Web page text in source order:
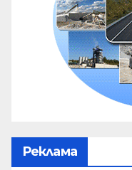
Реклама